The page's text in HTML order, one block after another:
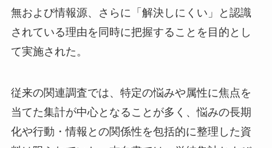
無および情報源、さらに「解決しにくい」と認識
されている理由を同時に把握することを目的とし
て実施された。
従来の関連調査では、特定の悩みや属性に焦点を
当てた集計が中心となることが多く、悩みの長期
化や行動・情報との関係性を包括的に整理した資